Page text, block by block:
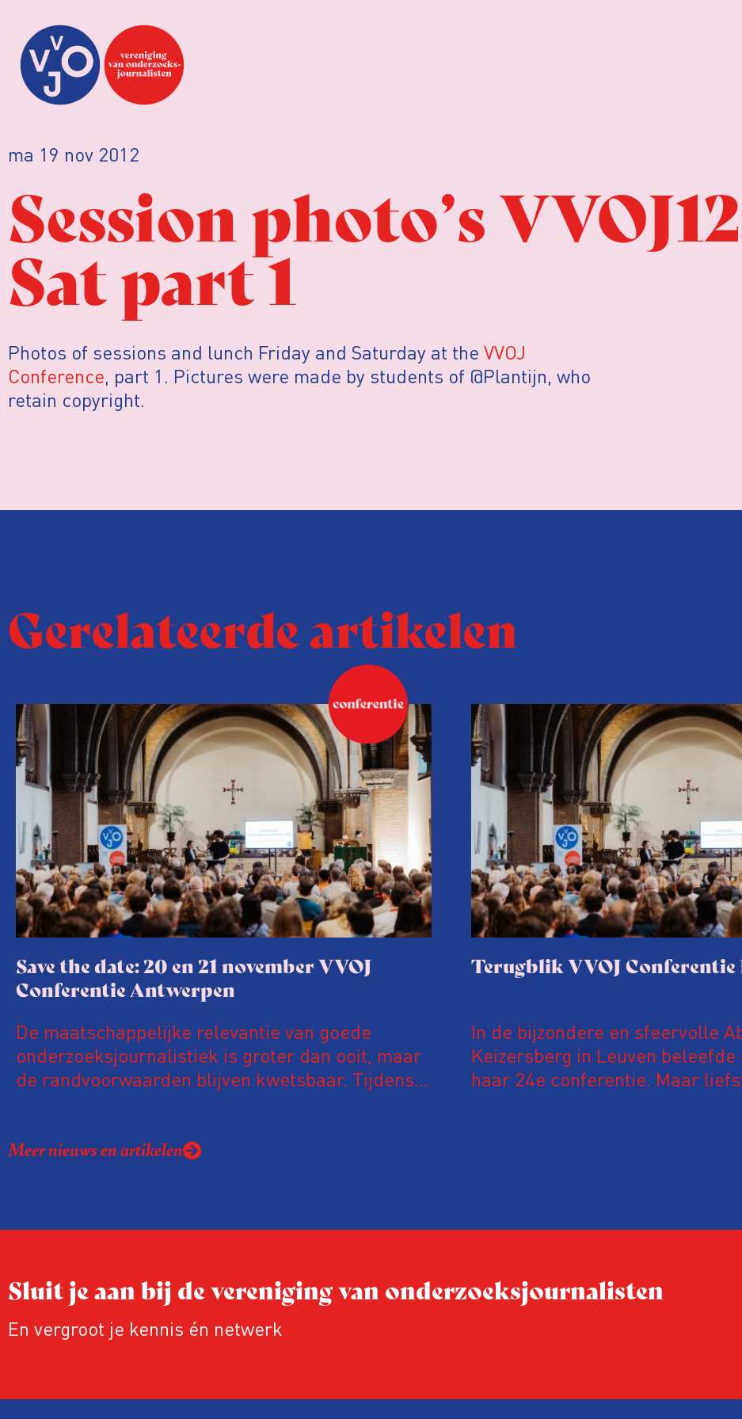
ma 19 nov 2012
Session photo’s
Sat part 1
Photos of sessions and lunch Friday and Saturday at the VVOJ
Conference, part 1. Pictures were made by students of @Plantijn, who
retain copyright.
Gerelateerde artikelen
Save the date: 20 en 21 november VVOJ
Conferentie Antwerpen
De maatschappelijke relevantie van goede
onderzoeksjournalistiek is groter dan ooit, maar
de randvoorwaarden blijven kwetsbaar. Tijdens
urgente blik op de staat van ons vak.
Terugblik VVOJ Conferentie
In de bijzondere en sfeervolle
Keizersberg in Leuven beleefde
haar 24e conferentie. Maar
Meer nieuws en artikelen
Sluit je aan bij de vereniging van onderzoeksjournalisten
En vergroot je kennis én netwerk